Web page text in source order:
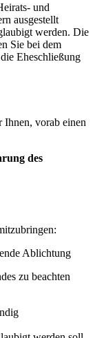
und
ausgestellt
werden. Die
Sie bei dem
Eheschließung
Ihnen, vorab einen
des
Ablichtung
zu beachten